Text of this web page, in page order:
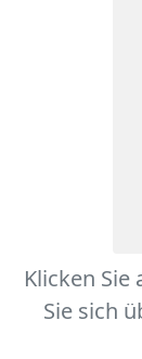
Klicken
Sie sich